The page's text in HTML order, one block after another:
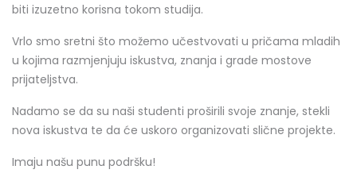
biti izuzetno korisna tokom studija.
Vrlo smo sretni što možemo učestvovati u pričama mladih
u kojima razmjenjuju iskustva, znanja i grade mostove
prijateljstva.
Nadamo se da su naši studenti proširili svoje znanje, stekli
nova iskustva te da će uskoro organizovati slične projekte.
Imaju našu punu podršku!